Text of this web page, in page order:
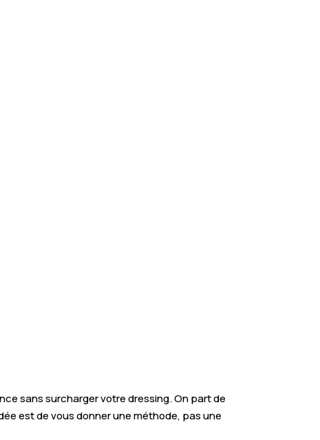
sans surcharger votre dressing. On part de
est de vous donner une méthode, pas une